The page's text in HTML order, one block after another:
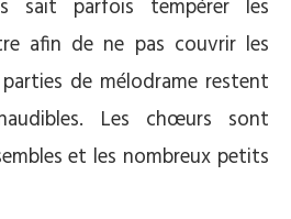
sait parfois tempérer les
afin de ne pas couvrir les
de mélodrame restent
Les chœurs sont
et les nombreux petits